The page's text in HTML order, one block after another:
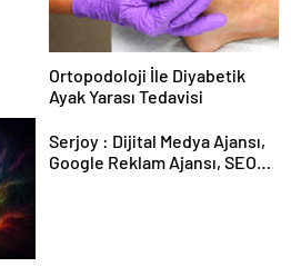
Ortopodoloji İle Diyabetik
Ayak Yarası Tedavisi
Serjoy : Dijital Medya Ajansı,
Google Reklam Ajansı, SEO